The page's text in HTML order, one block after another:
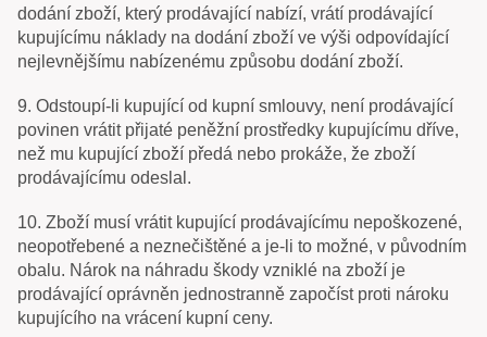
dodání zboží, který prodávající nabízí, vrátí prodávající
kupujícímu náklady na dodání zboží ve výši odpovídající
nejlevnějšímu nabízenému způsobu dodání zboží.
9. Odstoupí-li kupující od kupní smlouvy, není prodávající
povinen vrátit přijaté peněžní prostředky kupujícímu dříve,
než mu kupující zboží předá nebo prokáže, že zboží
prodávajícímu odeslal.
10. Zboží musí vrátit kupující prodávajícímu nepoškozené,
neopotřebené a neznečištěné a je-li to možné, v původním
obalu. Nárok na náhradu škody vzniklé na zboží je
prodávající oprávněn jednostranně započíst proti nároku
kupujícího na vrácení kupní ceny.